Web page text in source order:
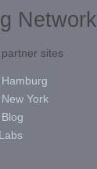
Network
sites
York